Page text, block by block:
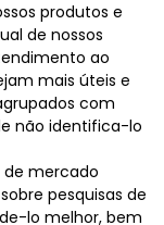
produtos e
de nossos
ao
mais úteis e
com
não identifica-lo
de mercado
pesquisas de
lo melhor, bem